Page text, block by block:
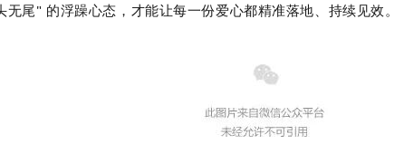
尾" 的浮躁心态，才能让每一份爱心都精准落地、持续见效。